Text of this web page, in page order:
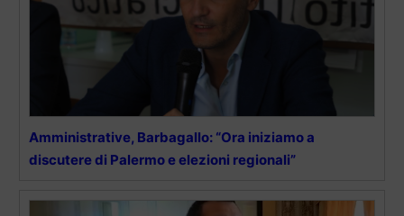
Amministrative, Barbagallo: “Ora iniziamo a
discutere di Palermo e elezioni regionali”